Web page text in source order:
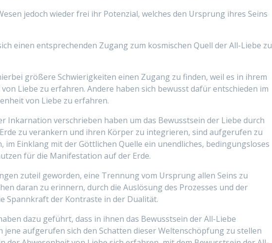
jedoch wieder frei ihr Potenzial, welches den Ursprung ihres Seins
einen entsprechenden Zugang zum kosmischen Quell der All-Liebe zu
größere Schwierigkeiten einen Zugang zu finden, weil es in ihrem
Liebe zu erfahren. Andere haben sich bewusst dafür entschieden im
von Liebe zu erfahren.
Inkarnation verschrieben haben um das Bewusstsein der Liebe durch
zu verankern und ihren Körper zu integrieren, sind aufgerufen zu
im Einklang mit der Göttlichen Quelle ein unendliches, bedingungsloses
für die Manifestation auf der Erde.
zuteil geworden, eine Trennung vom Ursprung allen Seins zu
daran zu erinnern, durch die Auslösung des Prozesses und der
Spannkraft der Kontraste in der Dualität.
dazu geführt, dass in ihnen das Bewusstsein der All-Liebe
jene aufgerufen sich den Schatten dieser Weltenschöpfung zu stellen